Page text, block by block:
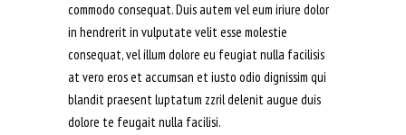
commodo consequat. Duis autem vel eum iriure dolor
in hendrerit in vulputate velit esse molestie
consequat, vel illum dolore eu feugiat nulla facilisis
at vero eros et accumsan et iusto odio dignissim qui
blandit praesent luptatum zzril delenit augue duis
dolore te feugait nulla facilisi.